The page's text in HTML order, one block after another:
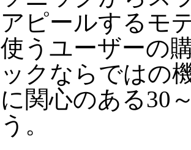
アピールするモ
使うユーザーの
ックならではの
に関心のある30
う。